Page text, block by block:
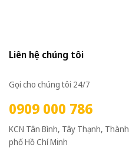
Liên hệ chúng tôi
Gọi cho chúng tôi 24/7
0909 000 786
KCN Tân Bình, Tây Thạnh, Thành
phố Hồ Chí Minh